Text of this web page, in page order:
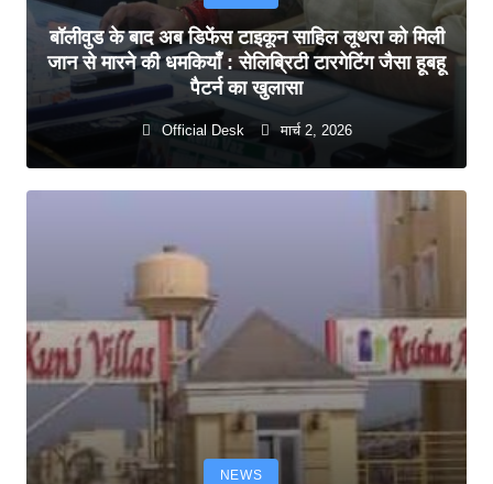
बॉलीवुड के बाद अब डिफेंस टाइकून साहिल लूथरा को मिली
जान से मारने की धमकियाँ : सेलिब्रिटी टारगेटिंग जैसा हूबहू
पैटर्न का खुलासा
Official Desk मार्च 2, 2026
NEWS